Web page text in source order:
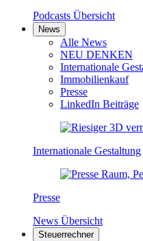
Podcasts Übersicht
News
Alle News
NEU DENKEN
Internationale
Immobilienkauf
Presse
LinkedIn Beiträge
Internationale Gestaltung
Presse
News Übersicht
Steuerrechner